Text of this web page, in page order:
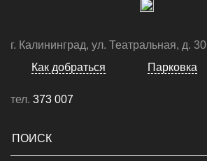
г. Калининград, ул. Театральная, д. 30
Как добраться
Парковка
тел. 373 007